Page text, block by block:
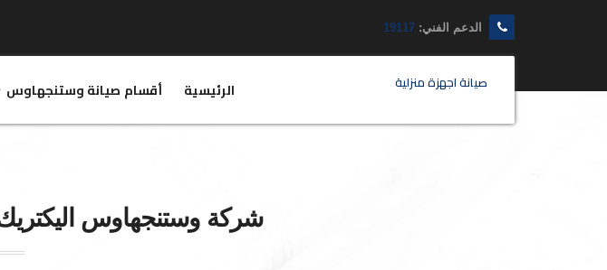
الدعم الفني: 19117
صيانة اجهزة منزلية الرئيسية أقسام صيانة وستنجهاوس
شركةوستنجهاوس